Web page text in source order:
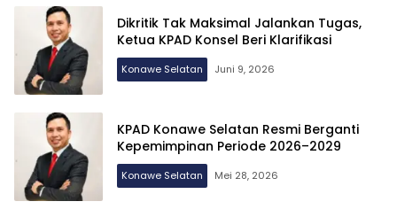
Dikritik Tak Maksimal Jalankan Tugas,
Ketua KPAD Konsel Beri Klarifikasi
Konawe Selatan Juni 9, 2026
KPAD Konawe Selatan Resmi Berganti
Kepemimpinan Periode 2026–2029
Konawe Selatan Mei 28, 2026